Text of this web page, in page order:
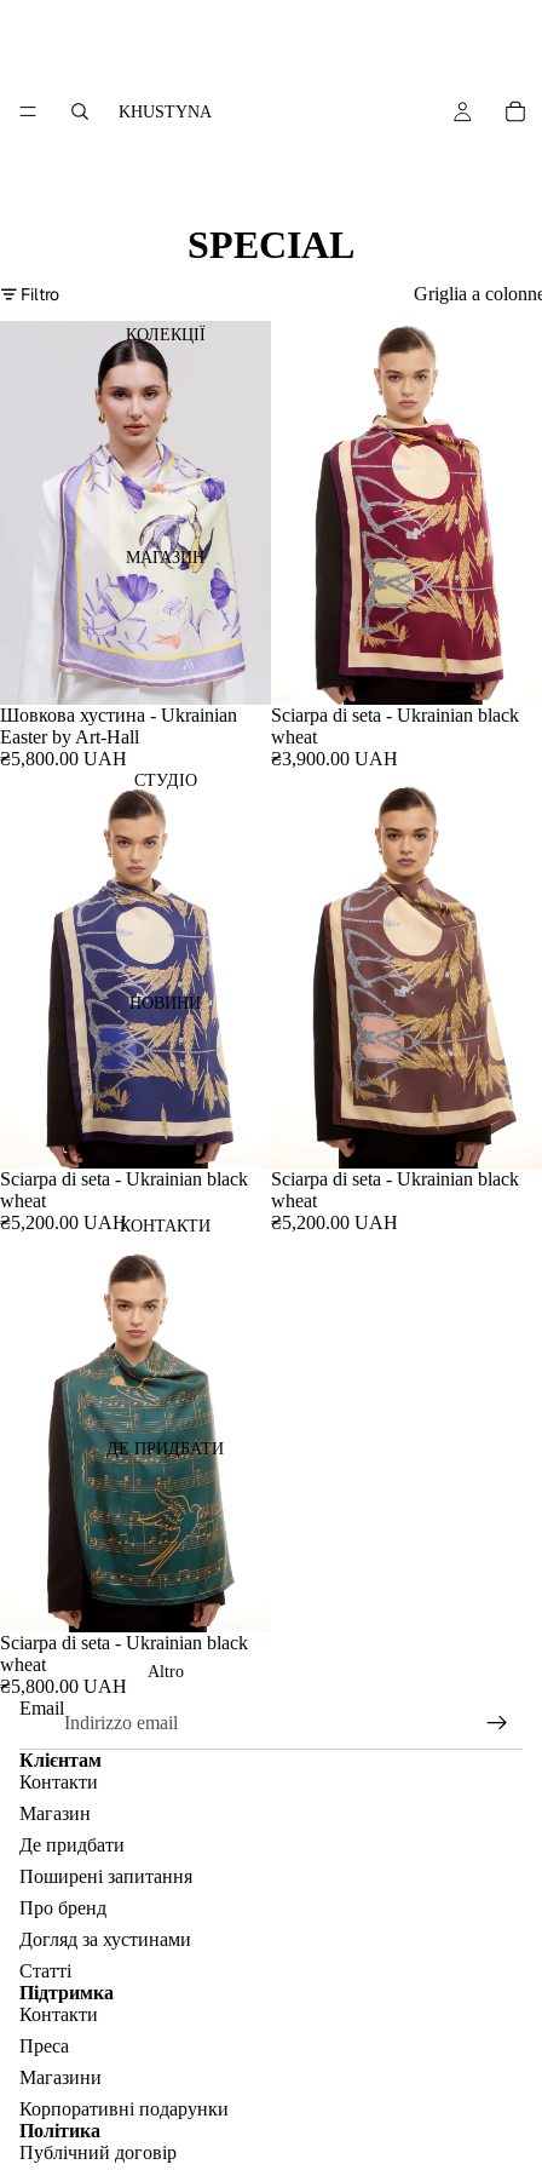
KHUSTYNA
КОЛЕКЦІЇ
МАГАЗИН
СТУДІО
НОВИНИ
КОНТАКТИ
ДЕ ПРИДБАТИ
Altro
SPECIAL
Filtro Griglia a
Шовкова хустина - Ukrainian
Easter by Art-Hall
₴5,800.00 UAH
Sciarpa di seta - Ukrainian black
wheat
₴3,900.00 UAH
Sciarpa di seta - Ukrainian black
wheat
₴5,200.00 UAH
Sciarpa di seta - Ukrainian black
wheat
₴5,200.00 UAH
ESAURITO
Sciarpa di seta - Ukrainian black
wheat
₴5,800.00 UAH
Email
Клієнтам
Контакти
Магазин
Де придбати
Поширені запитання
Про бренд
Догляд за хустинами
Статті
Підтримка
Контакти
Преса
Магазини
Корпоративні подарунки
Політика
Публічний договір